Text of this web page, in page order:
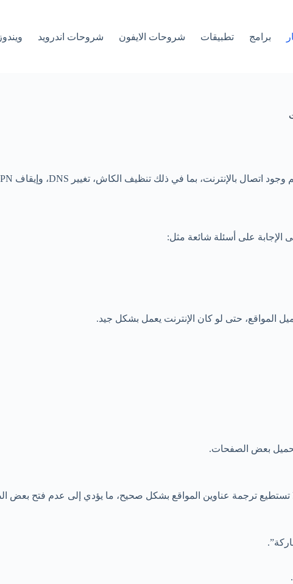
برامج تطبيقات شروحات الايفون شروحات اندرويد ويندوز
المواقع، حتى لو كان الإنترنت يعمل بشكل جيد.
تحميل بعض الصفحات.